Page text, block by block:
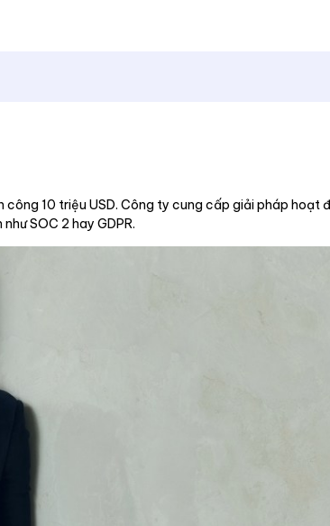
10 triệu USD. Công ty cung cấp giải pháp hoạt
SOC 2 hay GDPR.